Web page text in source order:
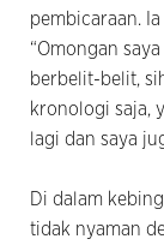
pembicaraan.
“Omongan
berbelit-belit,
kronologi saja,
lagi dan saya
Di dalam
tidak nyaman